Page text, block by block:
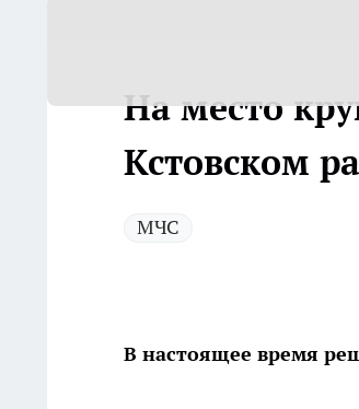
На место
Кстовском
МЧС
В настоящее время